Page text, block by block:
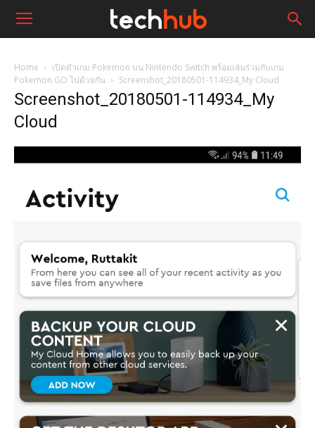
Home
เปิดตัวเกม Pokemon บน Nintendo Switch พร้อมเล่นร่วมกับเกม
Pokemon GO ไปด้วยกัน
Screenshot_20180501-114934_My Cloud
Screenshot_20180501-114934_My
Cloud